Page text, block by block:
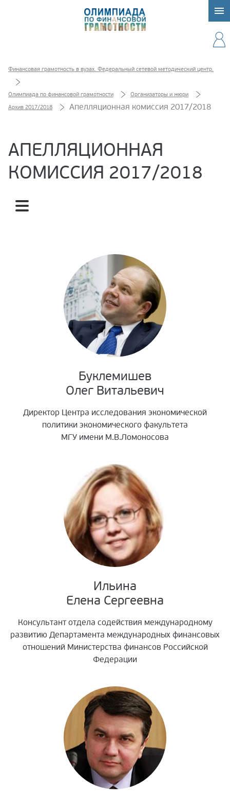
Финансовая грамотность в вузах. Федеральный сетевой методический центр.
Олимпиада по финансовой грамотности
Организаторы и жюри
Архив 2017/2018
Апелляционная комиссия 2017/2018
АПЕЛЛЯЦИОННАЯ
КОМИССИЯ 2017/2018
Организационный комитет 2017/2018
Буклемишев
Олег Витальевич
Директор Центра исследования экономической
политики экономического факультета
МГУ имени М.В.Ломоносова
Ильина
Елена Сергеевна
Консультант отдела содействия международному
развитию Департамента международных финансовых
отношений Министерства финансов Российской
Федерации